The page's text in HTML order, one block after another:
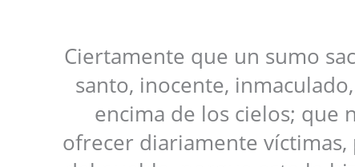
Ciertamente que un sumo
santo, inocente,
encima de los cielos; que
ofrecer diariamente